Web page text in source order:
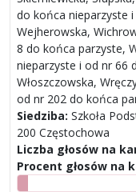
do końca nieparzyste
Wejherowska,
8 do końca parzyste,
nieparzyste i od nr 66
Włoszczowska,
od nr 202 do końca
Siedziba: Szkoła
200 Częstochowa
Liczba głosów na
Procent głosów na